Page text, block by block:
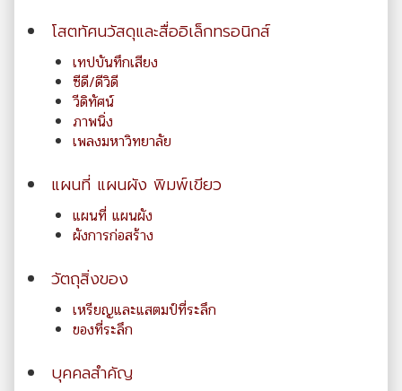
โสตทัศนวัสดุและสื่ออิเล็กทรอนิกส์
เทปบันทึกเสียง
ซีดี/ดีวิดี
วีดิทัศน์
ภาพนิ่ง
เพลงมหาวิทยาลัย
แผนที่ แผนผัง พิมพ์เขียว
แผนที่ แผนผัง
ผังการก่อสร้าง
วัตถุสิ่งของ
เหรียญและแสตมป์ที่ระลึก
ของที่ระลึก
บุคคลสำคัญ